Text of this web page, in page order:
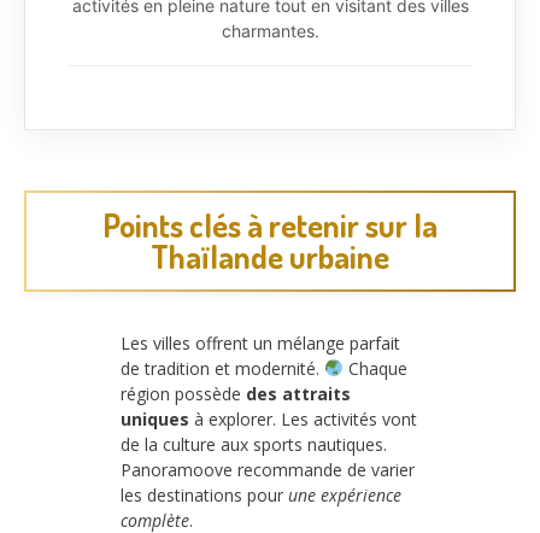
activités en pleine nature tout en visitant des villes
charmantes.
Points clés à retenir sur la
Thaïlande urbaine
Les villes offrent un mélange parfait
de tradition et modernité.
Chaque
région possède des attraits
uniques à explorer. Les activités vont
de la culture aux sports nautiques.
Panoramoove recommande de varier
les destinations pour une expérience
complète.